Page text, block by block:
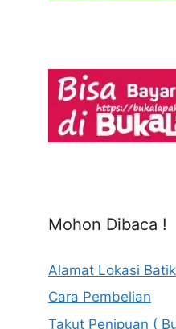
Mohon Dibaca !
Alamat Lokasi
Cara Pembelian
Takut Penipuan (